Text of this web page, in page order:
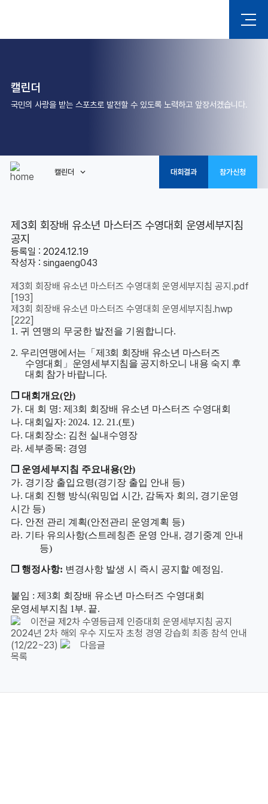
캘린더
국민의 사랑을 받는 스포츠로 발전할 수 있도록 노력하고 앞장서겠습니다.
캘린더 대회결과 참가신청
제3회 회장배 유소년 마스터즈 수영대회 운영세부지침
공지
등록일 : 2024.12.19
작성자 : singaeng043
제3회 회장배 유소년 마스터즈 수영대회 운영세부지침 공지.pdf
[193]
제3회 회장배 유소년 마스터즈 수영대회 운영세부지침.hwp
[222]
1. 귀 연맹의 무궁한 발전을 기원합니다.
2. 우리연맹에서는 「 제 3회 회장배 유소년 마스터즈
수영대회 」 운영세부지침을 공지하오니 내용 숙지 후
대회 참가 바랍니다.
❒ 대회개요(안)
가. 대 회 명: 제 3회 회장배 유소년 마스터즈 수영대회
나. 대회일자: 2024. 12. 21.(토)
다. 대회장소: 김천 실내수영장
라. 세부종목: 경영
❒ 운영세부지침 주요내용(안)
가. 경기장 출입요령(경기장 출입 안내 등)
나. 대회 진행 방식(워밍업 시간, 감독자 회의 , 경기운영
시간 등)
다. 안전 관리 계획(안전관리 운영계획 등)
라. 기타 유의사항(스트레칭존 운영 안내 , 경기중계 안내
등)
❒ 행정사항: 변경사항 발생 시 즉시 공지할 예정임.
붙임 : 제 3회 회장배 유소년 마스터즈 수영대회
운영세부지침 1부. 끝.
이전글 제2차 수영등급제 인증대회 운영세부지침 공지
2024년 2차 해외 우수 지도자 초청 경영 강습회 최종 참석 안내
(12/22~23)
다음글
목록